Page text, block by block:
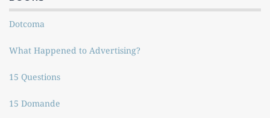
Dotcoma
What Happened to Advertising?
15 Questions
15 Domande